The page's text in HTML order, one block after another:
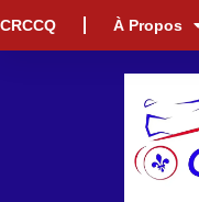
CRCCQ À Propos